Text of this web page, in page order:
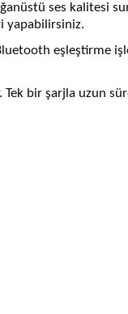
ses kalitesi
yapabilirsiniz.
eşleştirme
bir şarjla uzun